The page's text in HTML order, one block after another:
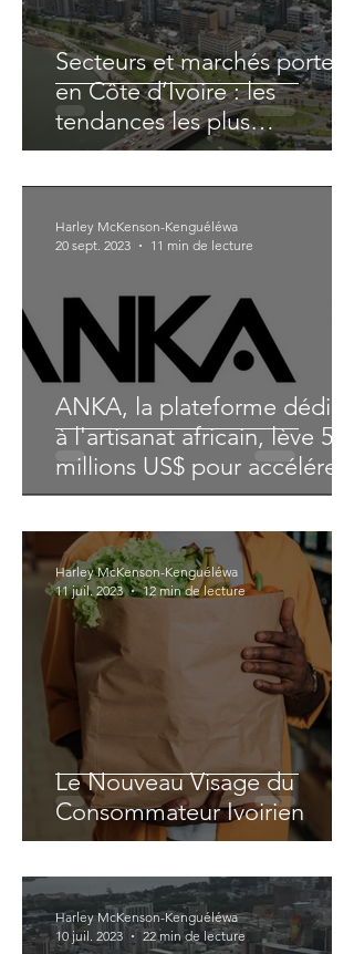
Secteurs et marchés porteurs
en Côte d’Ivoire : les
tendances les plus
prometteuses
ANKA, la plateforme dédiée
à l'artisanat africain, lève 5
millions US$ pour accélérer
son expansion
Harley McKenson-Kenguéléwa
20 sept. 2023
11 min de lecture
Le Nouveau Visage du
Consommateur Ivoirien
Harley McKenson-Kenguéléwa
11 juil. 2023
12 min de lecture
Harley McKenson-Kenguéléwa
10 juil. 2023
22 min de lecture